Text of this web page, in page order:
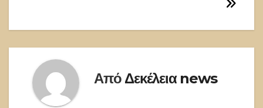
Από Δεκέλεια news